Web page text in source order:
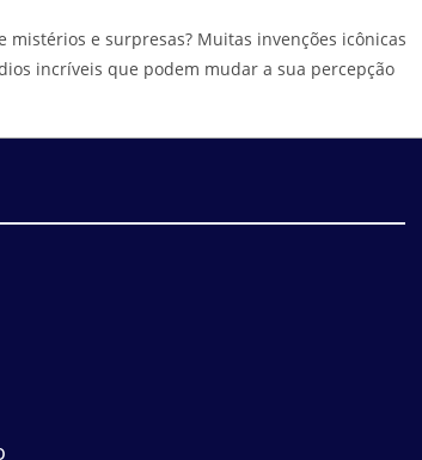
mistérios e surpresas? Muitas invenções icônicas
incríveis que podem mudar a sua percepção